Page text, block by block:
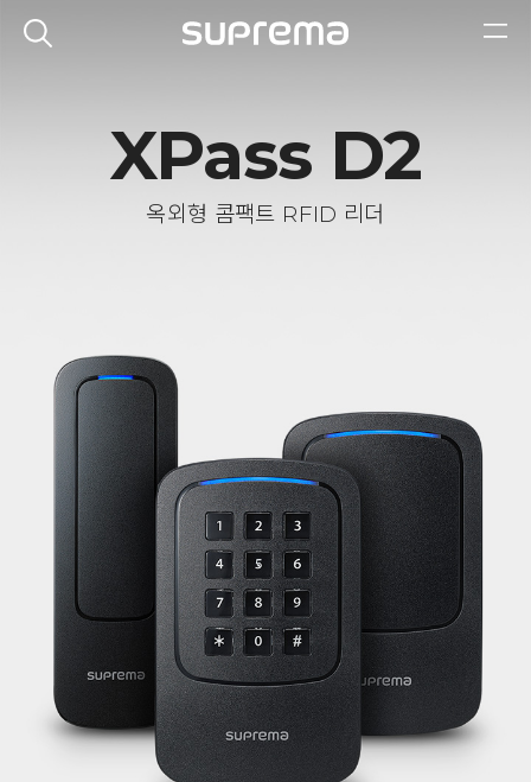
XPass D2
옥외형 콤팩트 RFID 리더